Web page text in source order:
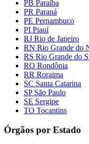
PB Paraíba
PR Paraná
PE Pernambuco
PI Piauí
RJ Rio de Janeiro
RN Rio Grande do
RS Rio Grande do
RO Rondônia
RR Roraima
SC Santa Catarina
SP São Paulo
SE Sergipe
TO Tocantins
Órgãos por Estado